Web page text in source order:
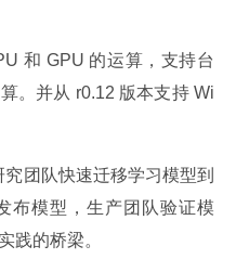
和 GPU 的运算，支持台
。并从 r0.12 版本支持 Wi
团队快速迁移学习模型到
布模型，生产团队验证模
践的桥梁。